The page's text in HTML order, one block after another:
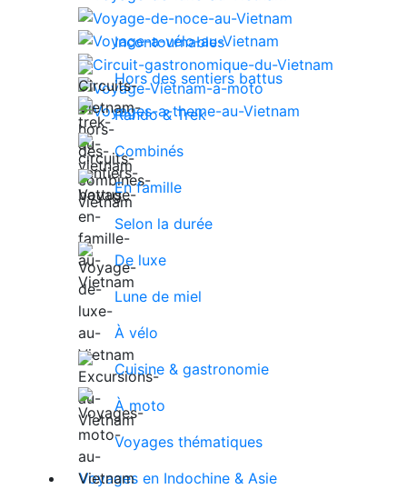
Incontournables
Hors des sentiers battus
Rando & Trek
Combinés
En famille
Selon la durée
De luxe
Lune de miel
À vélo
Cuisine & gastronomie
À moto
Voyages thématiques
Voyages en Indochine & Asie